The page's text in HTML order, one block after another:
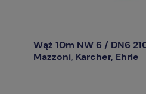
Wąż 10m NW 6 / DN6
Mazzoni, Karcher, Ehrle